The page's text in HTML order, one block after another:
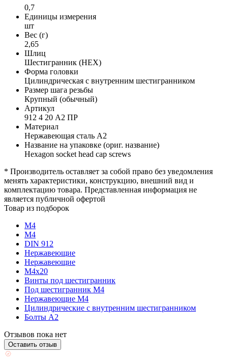
0,7
Единицы измерения
шт
Вес (г)
2,65
Шлиц
Шестигранник (HEX)
Форма головки
Цилиндрическая с внутренним шестигранником
Размер шага резьбы
Крупный (обычный)
Артикул
912 4 20 А2 ПР
Материал
Нержавеющая сталь А2
Название на упаковке (ориг. название)
Hexagon socket head cap screws
* Производитель оставляет за собой право без уведомления
менять характеристики, конструкцию, внешний вид и
комплектацию товара. Представленная информация не
является публичной офертой
Товар из подборок
М4
М4
DIN 912
Нержавеющие
Нержавеющие
М4х20
Винты под шестигранник
Под шестигранник М4
Нержавеющие М4
Цилиндрические с внутренним шестигранником
Болты А2
Отзывов пока нет
Оставить отзыв